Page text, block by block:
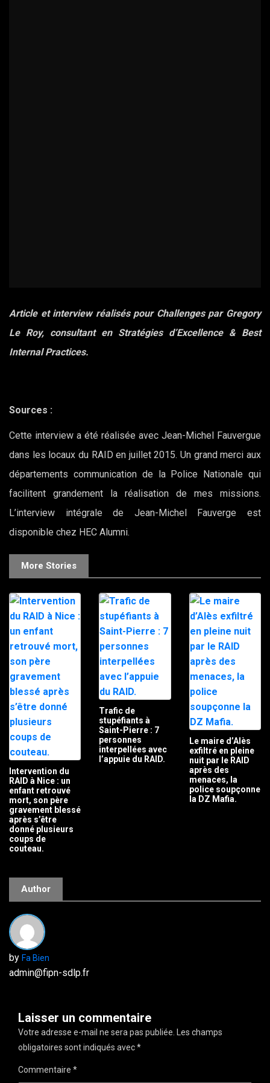
Article et interview réalisés pour Challenges par Gregory
Le Roy, consultant en Stratégies d’Excellence & Best
Internal Practices.
Sources :
Cette interview a été réalisée avec Jean-Michel Fauvergue
dans les locaux du RAID en juillet 2015. Un grand merci aux
départements communication de la Police Nationale qui
facilitent grandement la réalisation de mes missions.
L’interview intégrale de Jean-Michel Fauverge est
disponible chez HEC Alumni.
More Stories
Intervention du
RAID à Nice : un
enfant retrouvé
mort, son père
gravement blessé
après s’être
donné plusieurs
coups de
couteau.
Trafic de
stupéfiants à
Saint-Pierre : 7
personnes
interpellées avec
l’appuie du RAID.
Le maire d’Alès
exfiltré en pleine
nuit par le RAID
après des
menaces, la
police soupçonne
la DZ Mafia.
Author
by Fa Bien
admin@fipn-sdlp.fr
Laisser un commentaire
Votre adresse e-mail ne sera pas publiée. Les champs
obligatoires sont indiqués avec*
Commentaire *